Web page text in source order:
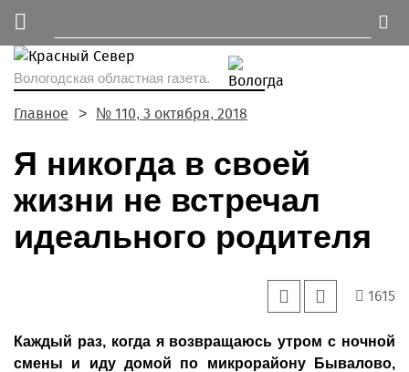
Вологодская областная газета.
Главное № 110, 3 октября, 2018
Я никогда в своей
жизни не встречал
идеального родителя
1615
Каждый раз, когда я возвращаюсь утром с ночной
смены и иду домой по микрорайону Бывалово,